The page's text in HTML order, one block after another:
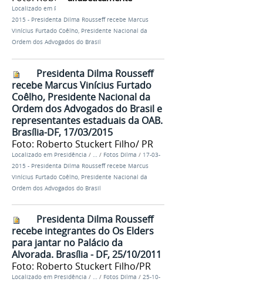
Localizado em Presidência
2015 - Presidenta Dilma Rousseff recebe Marcus
Vinícius Furtado Coêlho, Presidente Nacional da
Ordem dos Advogados do Brasil
Presidenta Dilma Rousseff
recebe Marcus Vinícius Furtado
Coêlho, Presidente Nacional da
Ordem dos Advogados do Brasil e
representantes estaduais da OAB.
Brasília-DF, 17/03/2015
Foto: Roberto Stuckert Filho/ PR
Localizado em Presidência / / Fotos Dilma / 17-03-
2015 - Presidenta Dilma Rousseff recebe Marcus
Vinícius Furtado Coêlho, Presidente Nacional da
Ordem dos Advogados do Brasil
Presidenta Dilma Rousseff
recebe integrantes do Os Elders
para jantar no Palácio da
Alvorada. Brasília - DF, 25/10/2011
Foto: Roberto Stuckert Filho/PR
Localizado em Presidência / … / Fotos Dilma / 25-10-